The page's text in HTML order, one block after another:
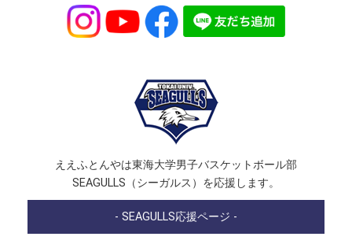
ええふとんやは東海大学男子バスケットボール部
SEAGULLS（シーガルス）を応援します。
- SEAGULLS応援ページ -